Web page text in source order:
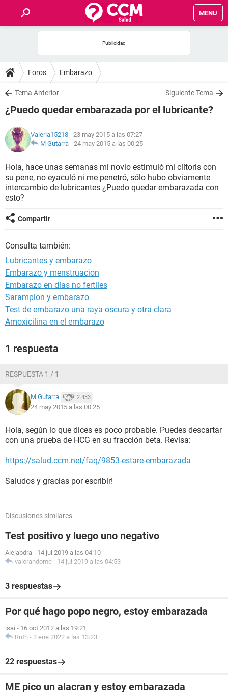
MENU
FOROS
SALUD
FAMILIA
NUTRICIÓN
BIENESTAR
SEXUALIDAD
GLOSARIO
Foros Embarazo
Tema Anterior Siguiente Tema
¿Puedo quedar embarazada por el lubricante?
Valeria15218 - 23 may 2015 a las 07:27
M Gutarra - 24 may 2015 a las 00:25
Hola, hace unas semanas mi novio estimuló mi clítoris con
su pene, no eyaculó ni me penetró, sólo hubo obviamente
intercambio de lubricantes ¿Puedo quedar embarazada con
esto?
Compartir
Consulta también:
Lubricantes y embarazo
Embarazo y menstruacion
Embarazo en días no fertiles
Sarampion y embarazo
Test de embarazo una raya oscura y otra clara
Amoxicilina en el embarazo
1 respuesta
RESPUESTA 1 / 1
M Gutarra 2.433
24 may 2015 a las 00:25
Hola, según lo que dices es poco probable. Puedes descartar
con una prueba de HCG en su fracción beta. Revisa:
https://salud.ccm.net/faq/9853-estare-embarazada
Saludos y gracias por escribir!
Discusiones similares
Test positivo y luego uno negativo
Alejabdra - 14 jul 2019 a las 04:10
valorandome - 14 jul 2019 a las 04:53
3 respuestas
Por qué hago popo negro, estoy embarazada
isai - 16 oct 2012 a las 19:21
Ruth - 3 ene 2022 a las 13:23
22 respuestas
ME pico un alacran y estoy embarazada